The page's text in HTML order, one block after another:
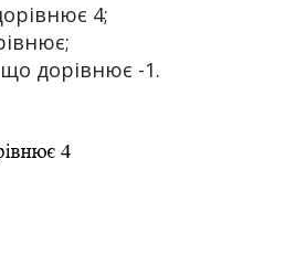
4;
що дорівнює -1.